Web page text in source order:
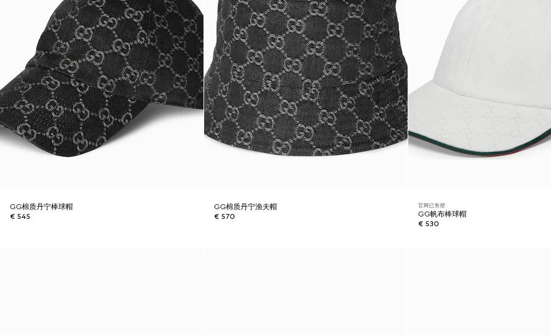
GG棉质丹宁棒球帽
€ 545
GG棉质丹宁渔夫帽
€ 570
官网已售罄
GG帆布棒球帽
€ 530